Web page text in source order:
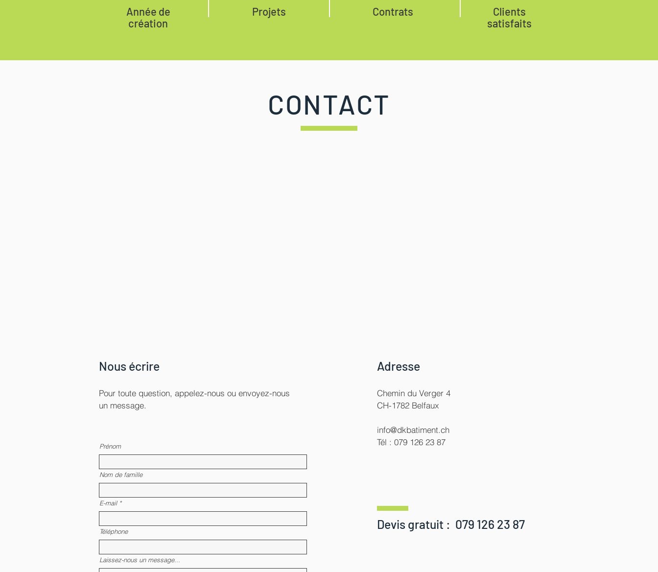
Année de
création
Projets Contrats
Clients
satisfaits
CONTACT
Nous écrire
Pour toute question, appelez-nous ou envoyez-nous
un message.
Prénom
Nom de famille
E-mail
Téléphone
Laissez-nous un message...
Adresse
Chemin du Verger 4
CH-1782 Belfaux
info@dkbatiment.ch
Tél : 079 126 23 87
Devis gratuit : 079 126 23 87